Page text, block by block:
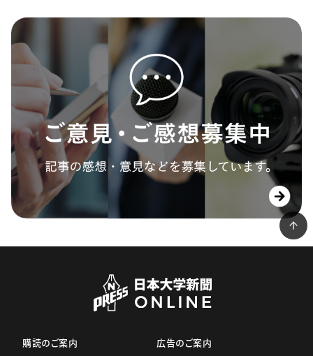
購読のご案内 広告のご案内